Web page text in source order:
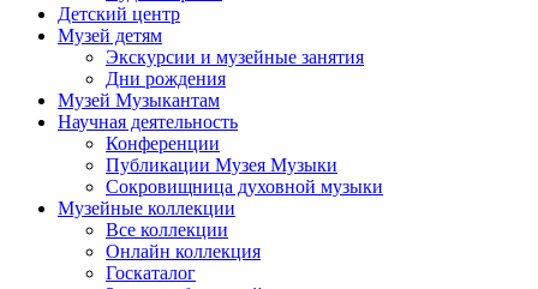
Детский центр
Музей детям
Экскурсии и музейные занятия
Дни рождения
Музей Музыкантам
Научная деятельность
Конференции
Публикации Музея Музыки
Сокровищница духовной музыки
Музейные коллекции
Все коллекции
Онлайн коллекция
Госкаталог